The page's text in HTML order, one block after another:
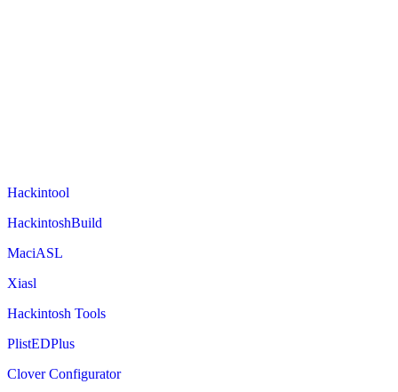
Hackintool
HackintoshBuild
MaciASL
Xiasl
Hackintosh Tools
PlistEDPlus
Clover Configurator